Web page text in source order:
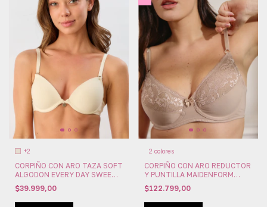
+2
CORPIÑO CON ARO TAZA SOFT
ALGODON EVERY DAY SWEET
VICTORIAN (SW109-07)
$39.999,00
2 colores
CORPIÑO CON ARO REDUCTOR
Y PUNTILLA MAIDENFORM
(MAI0106)
$122.799,00